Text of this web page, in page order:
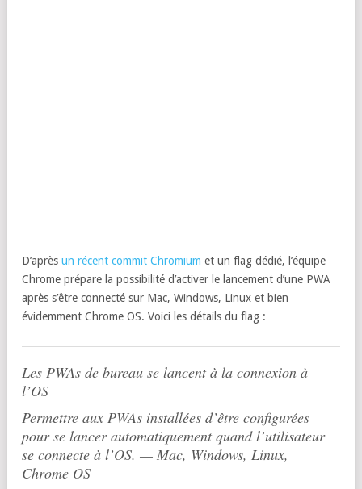
D’après un récent commit Chromium et un flag dédié, l’équipe
Chrome prépare la possibilité d’activer le lancement d’une PWA
après s’être connecté sur Mac, Windows, Linux et bien
évidemment Chrome OS. Voici les détails du flag :
Les PWAs de bureau se lancent à la connexion à
l’OS
Permettre aux PWAs installées d’être configurées
pour se lancer automatiquement quand l’utilisateur
se connecte à l’OS. — Mac, Windows, Linux,
Chrome OS